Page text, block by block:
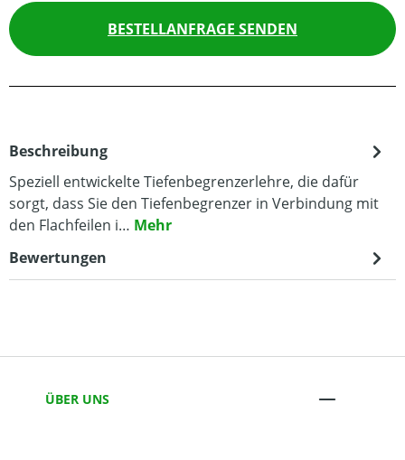
BESTELLANFRAGE SENDEN
Beschreibung
Speziell entwickelte Tiefenbegrenzerlehre, die dafür
sorgt, dass Sie den Tiefenbegrenzer in Verbindung mit
den Flachfeilen i… Mehr
Bewertungen
ÜBER UNS